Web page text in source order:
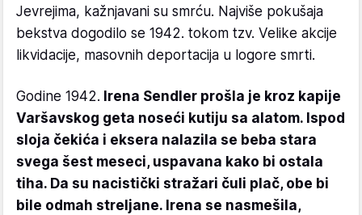
Jevrejima, kažnjavani su smrću. Najviše pokušaja
bekstva dogodilo se 1942. tokom tzv. Velike akcije
likvidacije, masovnih deportacija u logore smrti.
Godine 1942. Irena Sendler prošla je kroz kapije
Varšavskog geta noseći kutiju sa alatom. Ispod
sloja čekića i eksera nalazila se beba stara
svega šest meseci, uspavana kako bi ostala
tiha. Da su nacistički stražari čuli plač, obe bi
bile odmah streljane. Irena se nasmešila,